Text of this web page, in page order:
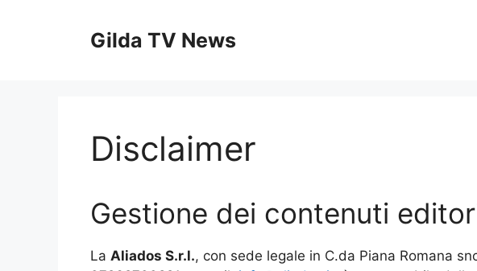
Gilda TV News
Disclaimer
Gestione dei contenuti
La Aliados S.r.l., con sede legale in C.da Piana Romana